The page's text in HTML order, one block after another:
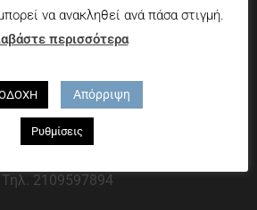
πληρωμής
αποστολής
θα μας βρείτε
13-15, Αθήνα 176 72
Τηλ. 2109597894
να ανακληθεί ανά πάσα στιγμή.
περισσότερα
Απόρριψη
Ρυθμίσεις